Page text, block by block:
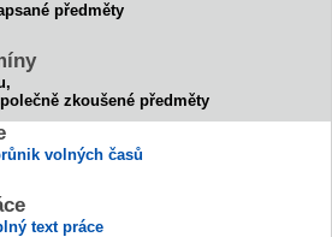
předměty
zkoušené předměty
volných časů
text práce